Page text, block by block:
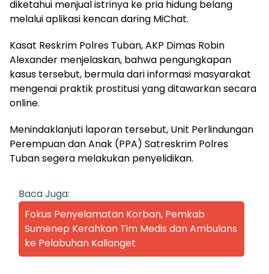
diketahui menjual istrinya ke pria hidung belang
melalui aplikasi kencan daring MiChat.
Kasat Reskrim Polres Tuban, AKP Dimas Robin
Alexander menjelaskan, bahwa pengungkapan
kasus tersebut, bermula dari informasi masyarakat
mengenai praktik prostitusi yang ditawarkan secara
online.
Menindaklanjuti laporan tersebut, Unit Perlindungan
Perempuan dan Anak (PPA) Satreskrim Polres
Tuban segera melakukan penyelidikan.
Baca Juga:
Fokus Penyelamatan Korban, Pemkab
Sumenep Kerahkan Tim Medis dan Ambulans
ke Pelabuhan Kalianget